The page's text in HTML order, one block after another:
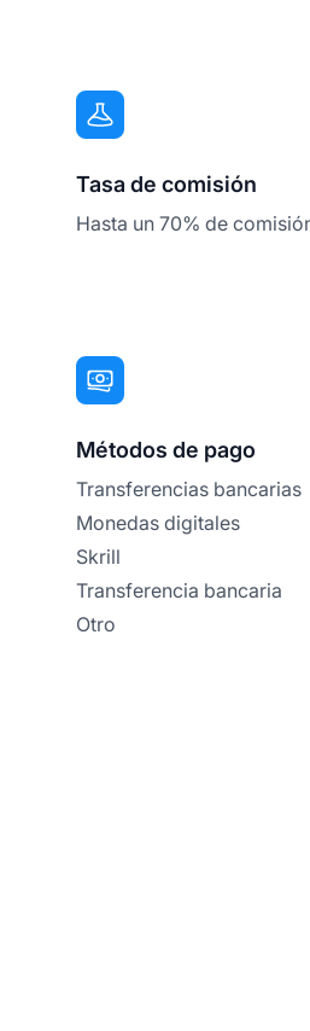
Tasa de comisión
Hasta un 70% de
Métodos de pago
Transferencias bancarias
Monedas digitales
Skrill
Transferencia bancaria
Otro